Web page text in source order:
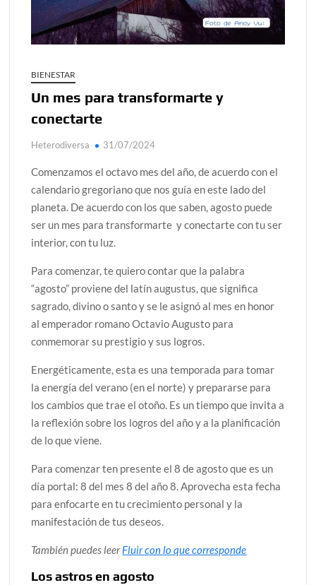
¿Conoces al rey del trópico? Seguro que sí
Día de Independencia 2026: de Patria Boba a Colombia
Salud mental digital: cómo frenar la ansiedad que
generan las redes sociales
Denuncia por violencia sexual en Colombia: así avanza
BIENESTAR
Un mes para transformarte y
conectarte
Heterodiversa 31/07/2024
Comenzamos el octavo mes del año, de acuerdo con el
calendario gregoriano que nos guía en este lado del
planeta. De acuerdo con los que saben, agosto puede
ser un mes para transformarte y conectarte con tu ser
interior, con tu luz.
Para comenzar, te quiero contar que la palabra
“agosto” proviene del latín augustus, que significa
sagrado, divino o santo y se le asignó al mes en honor
al emperador romano Octavio Augusto para
conmemorar su prestigio y sus logros.
Energéticamente, esta es una temporada para tomar
la energía del verano (en el norte) y prepararse para
los cambios que trae el otoño. Es un tiempo que invita a
la reflexión sobre los logros del año y a la planificación
de lo que viene.
Para comenzar ten presente el 8 de agosto que es un
día portal: 8 del mes 8 del año 8. Aprovecha esta fecha
para enfocarte en tu crecimiento personal y la
manifestación de tus deseos.
También puedes leerFluir con lo que corresponde
Los astros en agosto